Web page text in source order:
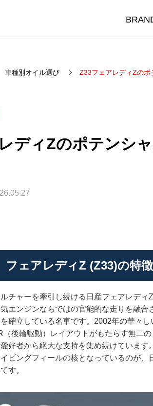
MOTOR
車種別オイル選び Z33フェアレディZのポ
ディZのポテンシ
フェアレディZ (Z33)の特
チャーを牽引し続ける日産フェアレデ
エンジンならではの官能的な走りを融
確立している名車です。2002年の華々
（後輪駆動）レイアウトがもたらす無二
好者から絶大な支持を集め続けていま
ビングフィールの核となっているのが、
す。